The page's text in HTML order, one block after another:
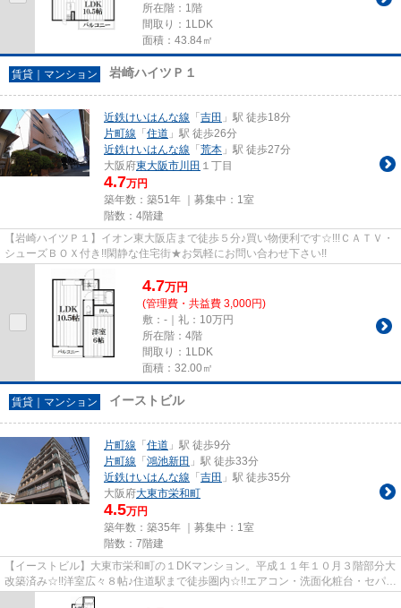
所在階：1階
間取り：1LDK
面積：43.84㎡
賃貸｜マンション 岩崎ハイツＰ１
近鉄けいはんな線 「 吉田 」駅 徒歩18分
片町線 「 住道 」駅 徒歩26分
近鉄けいはんな線 「 荒本 」駅 徒歩27分
大阪府東大阪市川田 １丁目
4.7万円
築年数：築51年 ｜募集中： 1室
階数：4階建
【岩崎ハイツＰ１】イオン東大阪店まで徒歩５分♪買い物便利です☆!!!ＣＡＴＶ・
シューズＢＯＸ付き!!閑静な住宅街★お気軽にお問い合わせ下さい!!
4.7万円
(管理費・共益費 3,000円)
敷：-｜礼：10万円
所在階：4階
間取り：1LDK
面積：32.00㎡
賃貸｜マンション イーストビル
片町線 「 住道 」駅 徒歩9分
片町線 「 鴻池新田 」駅 徒歩33分
近鉄けいはんな線 「 吉田 」駅 徒歩35分
大阪府大東市栄和町
4.5万円
築年数：築35年 ｜募集中： 1室
階数：7階建
【イーストビル】大東市栄和町の１DKマンション。平成１１年１０月３階部分大
改築済み☆!!洋室広々８帖♪住道駅まで徒歩圏内☆!!エアコン・洗面化粧台・セパレ
ート・フローリング!!お気軽...